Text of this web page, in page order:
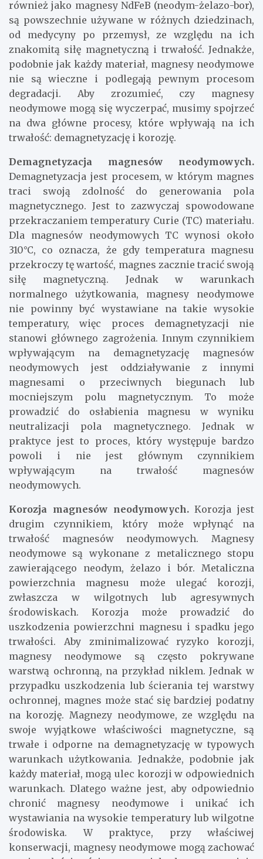
również jako magnesy NdFeB (neodym-żelazo-bor),
są powszechnie używane w różnych dziedzinach,
od medycyny po przemysł, ze względu na ich
znakomitą siłę magnetyczną i trwałość. Jednakże,
podobnie jak każdy materiał, magnesy neodymowe
nie są wieczne i podlegają pewnym procesom
degradacji. Aby zrozumieć, czy magnesy
neodymowe mogą się wyczerpać, musimy spojrzeć
na dwa główne procesy, które wpływają na ich
trwałość: demagnetyzację i korozję.
Demagnetyzacja magnesów neodymowych.
Demagnetyzacja jest procesem, w którym magnes
traci swoją zdolność do generowania pola
magnetycznego. Jest to zazwyczaj spowodowane
przekraczaniem temperatury Curie (TC) materiału.
Dla magnesów neodymowych TC wynosi około
310°C, co oznacza, że ​​gdy temperatura magnesu
przekroczy tę wartość, magnes zacznie tracić swoją
siłę magnetyczną. Jednak w warunkach
normalnego użytkowania, magnesy neodymowe
nie powinny być wystawiane na takie wysokie
temperatury, więc proces demagnetyzacji nie
stanowi głównego zagrożenia. Innym czynnikiem
wpływającym na demagnetyzację magnesów
neodymowych jest oddziaływanie z innymi
magnesami o przeciwnych biegunach lub
mocniejszym polu magnetycznym. To może
prowadzić do osłabienia magnesu w wyniku
neutralizacji pola magnetycznego. Jednak w
praktyce jest to proces, który występuje bardzo
powoli i nie jest głównym czynnikiem
wpływającym na trwałość magnesów
neodymowych.
Korozja magnesów neodymowych.Korozja jest
drugim czynnikiem, który może wpłynąć na
trwałość magnesów neodymowych. Magnesy
neodymowe są wykonane z metalicznego stopu
zawierającego neodym, żelazo i bór. Metaliczna
powierzchnia magnesu może ulegać korozji,
zwłaszcza w wilgotnych lub agresywnych
środowiskach. Korozja może prowadzić do
uszkodzenia powierzchni magnesu i spadku jego
trwałości. Aby zminimalizować ryzyko korozji,
magnesy neodymowe są często pokrywane
warstwą ochronną, na przykład niklem. Jednak w
przypadku uszkodzenia lub ścierania tej warstwy
ochronnej, magnes może stać się bardziej podatny
na korozję. Magnezy neodymowe, ze względu na
swoje wyjątkowe właściwości magnetyczne, są
trwałe i odporne na demagnetyzację w typowych
warunkach użytkowania. Jednakże, podobnie jak
każdy materiał, mogą ulec korozji w odpowiednich
warunkach. Dlatego ważne jest, aby odpowiednio
chronić magnesy neodymowe i unikać ich
wystawiania na wysokie temperatury lub wilgotne
środowiska. W praktyce, przy właściwej
konserwacji, magnesy neodymowe mogą zachować